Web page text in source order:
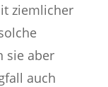
ziemlicher
sie aber
auch